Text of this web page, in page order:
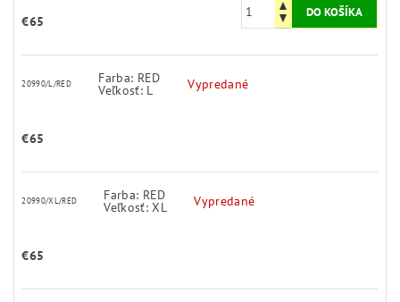
€65
20990/L/RED Farba: RED
Veľkosť: L Vypredané
€65
20990/XL/RED Farba: RED
Veľkosť: XL Vypredané
€65